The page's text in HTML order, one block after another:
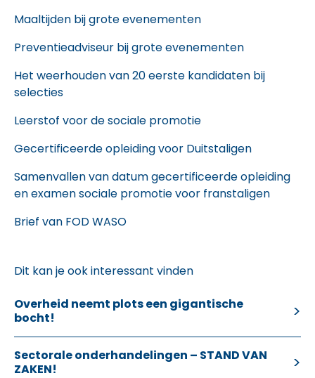
Maaltijden bij grote evenementen
Preventieadviseur bij grote evenementen
Het weerhouden van 20 eerste kandidaten bij
selecties
Leerstof voor de sociale promotie
Gecertificeerde opleiding voor Duitstaligen
Samenvallen van datum gecertificeerde opleiding
en examen sociale promotie voor franstaligen
Brief van FOD WASO
Dit kan je ook interessant vinden
Overheid neemt plots een gigantische
bocht!
Sectorale onderhandelingen – STAND VAN
ZAKEN!